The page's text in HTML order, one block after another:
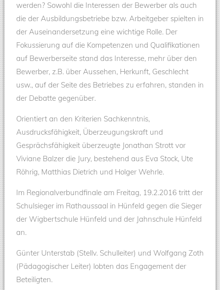
werden? Sowohl die Interessen der Bewerber als auch
die der Ausbildungsbetriebe bzw. Arbeitgeber spielten in
der Auseinandersetzung eine wichtige Rolle. Der
Fokussierung auf die Kompetenzen und Qualifikationen
auf Bewerberseite stand das Interesse, mehr über den
Bewerber, z.B. über Aussehen, Herkunft, Geschlecht
usw., auf der Seite des Betriebes zu erfahren, standen in
der Debatte gegenüber.
Orientiert an den Kriterien Sachkenntnis,
Ausdrucksfähigkeit, Überzeugungskraft und
Gesprächsfähigkeit überzeugte Jonathan Strott vor
Viviane Balzer die Jury, bestehend aus Eva Stock, Ute
Röhrig, Matthias Dietrich und Holger Wehrle.
Im Regionalverbundfinale am Freitag, 19.2.2016 tritt der
Schulsieger im Rathaussaal in Hünfeld gegen die Sieger
der Wigbertschule Hünfeld und der Jahnschule Hünfeld
an.
Günter Unterstab (Stellv. Schulleiter) und Wolfgang Zoth
(Pädagogischer Leiter) lobten das Engagement der
Beteiligten.